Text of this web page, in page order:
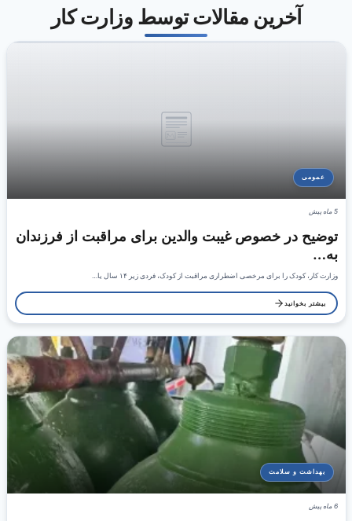
آخرین مقالات توسط وزارت کار
عمومی
5 ماه پیش
توضیح در خصوص غیبت والدین برای مراقبت از فرزندان
به…
وزارت کار، کودک را برای مرخصی اضطراری مراقبت از کودک، فردی زیر ۱۴ سال یا…
بیشتر بخوانید
بهداشت و سلامت
6 ماه پیش